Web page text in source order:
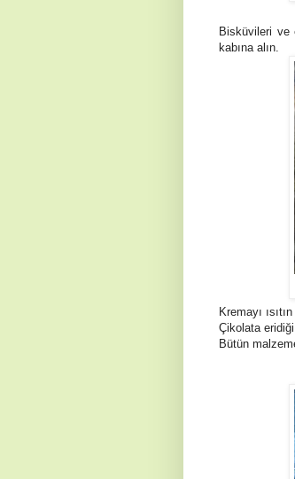
Bisküvileri ve
kabına alın.
Kremayı
Çikolata eridiği
Bütün